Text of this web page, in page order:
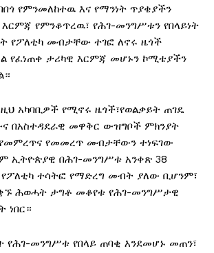
የምንመለከተዉ እና የማንነት ጥያቄያችን
የምንቆጥረዉ፣ የሕገ-መንግሥቱን የበላይነት
የፖለቲካ መብታቸው ተገፎ ለኖሩ ዜጎች
የፈነጠቀ ታሪካዊ እርምጃ መሆኑን ኮሚቴያችን
አካባቢዎች የሚኖሩ ዜጎች፣የወልቃይት ጠገዴ
በአስተዳደራዊ መዋቅር ውዝግቦች ምክንያት
የመመረጥ መብታቸውን ተነፍገው
ኢትዮጵያዊ በሕገ-መንግሥቱ አንቀጽ 38
ተሳትፎ የማድረግ መብት ያለው ቢሆንም፣
ሕወሓት ታግቶ መቆየቱ የሕገ-መንግሥታዊ
ነበር።
የሕገ-መንግሥቱ የበላይ ጠባቂ እንደመሆኑ መጠን፣